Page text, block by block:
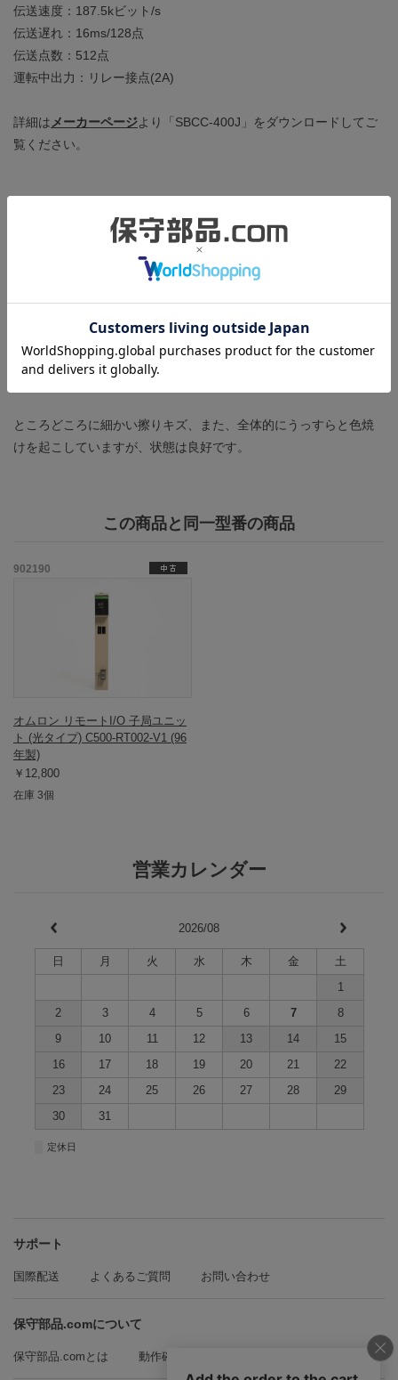
伝送速度：187.5kビット/s
伝送遅れ：16ms/128点
伝送点数：512点
運転中出力：リレー接点(2A)
詳細はメーカーページより「SBCC-400J」をダウンロードしてご
覧ください。
正常に動作することを確認しました。下記の確認を行っていま
CPUユニットがモニタできること。
ところどころに細かい擦りキズ、また、全体的にうっすらと色焼
けを起こしていますが、状態は良好です。
この商品と同一型番の商品
902190
オムロン リモートI/O 子局ユニッ
ト (光タイプ) C500-RT002-V1 (96
年製)
￥12,800
在庫 3個
営業カレンダー
2026/08
日 月 火 水 木 金
土
1
2
3 4 5 6 7
8
9
10 11 12 13 14
15
16
17 18 19 20 21
22
23
24 25 26 27 28
29
30
31
定休日
サポート
国際配送 よくあるご質問 お問い合わせ
保守部品.comについて
保守部品.comとは 動作確認方法の紹介